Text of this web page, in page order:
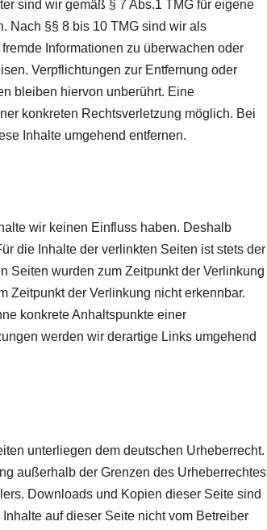
sind wir gemäß § 7 Abs.1 TMG für eigene
Nach §§ 8 bis 10 TMG sind wir als
Informationen zu überwachen oder
Verpflichtungen zur Entfernung oder
bleiben hiervon unberührt. Eine
konkreten Rechtsverletzung möglich. Bei
Inhalte umgehend entfernen.
wir keinen Einfluss haben. Deshalb
die Inhalte der verlinkten Seiten ist stets der
Seiten wurden zum Zeitpunkt der Verlinkung
Zeitpunkt der Verlinkung nicht erkennbar.
konkrete Anhaltspunkte einer
werden wir derartige Links umgehend
unterliegen dem deutschen Urheberrecht.
außerhalb der Grenzen des Urheberrechtes
Downloads und Kopien dieser Seite sind
auf dieser Seite nicht vom Betreiber